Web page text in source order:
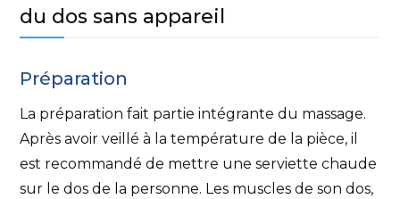
du dos sans appareil
Préparation
La préparation fait partie intégrante du massage.
Après avoir veillé à la température de la pièce, il
est recommandé de mettre une serviette chaude
sur le dos de la personne. Les muscles de son dos,